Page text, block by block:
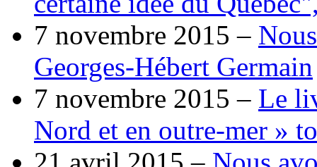
7 novembre 2015 –
Georges-Hébert Germain
7 novembre 2015 – Le
Nord et en outre-mer »